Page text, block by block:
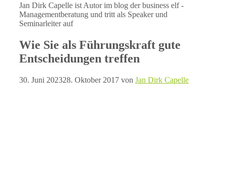
Jan Dirk Capelle ist Autor im blog der business elf -
Managementberatung und tritt als Speaker und
Seminarleiter auf
Wie Sie als Führungskraft gute
Entscheidungen treffen
30. Juni 202328. Oktober 2017 von Jan Dirk Capelle